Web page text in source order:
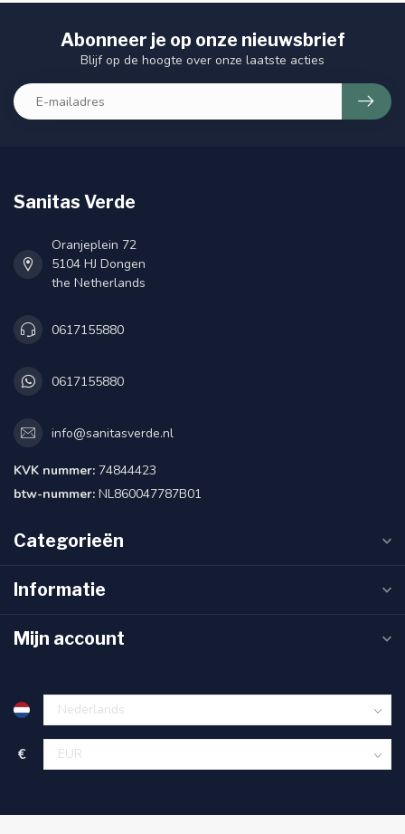
Abonneer je op onze nieuwsbrief
Blijf op de hoogte over onze laatste acties
Sanitas Verde
Oranjeplein 72
5104 HJ Dongen
the Netherlands
0617155880
0617155880
info@sanitasverde.nl
KVK nummer: 74844423
btw-nummer: NL860047787B01
Categorieën
Informatie
Mijn account
€